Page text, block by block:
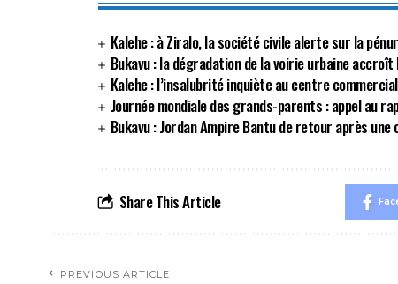
Kalehe : à Ziralo, la société civile alerte sur la
Bukavu : la dégradation de la voirie urbaine
Kalehe : l’insalubrité inquiète au centre
Journée mondiale des grands-parents : appel au
Bukavu : Jordan Ampire Bantu de retour après
Share This Article
PREVIOUS ARTICLE